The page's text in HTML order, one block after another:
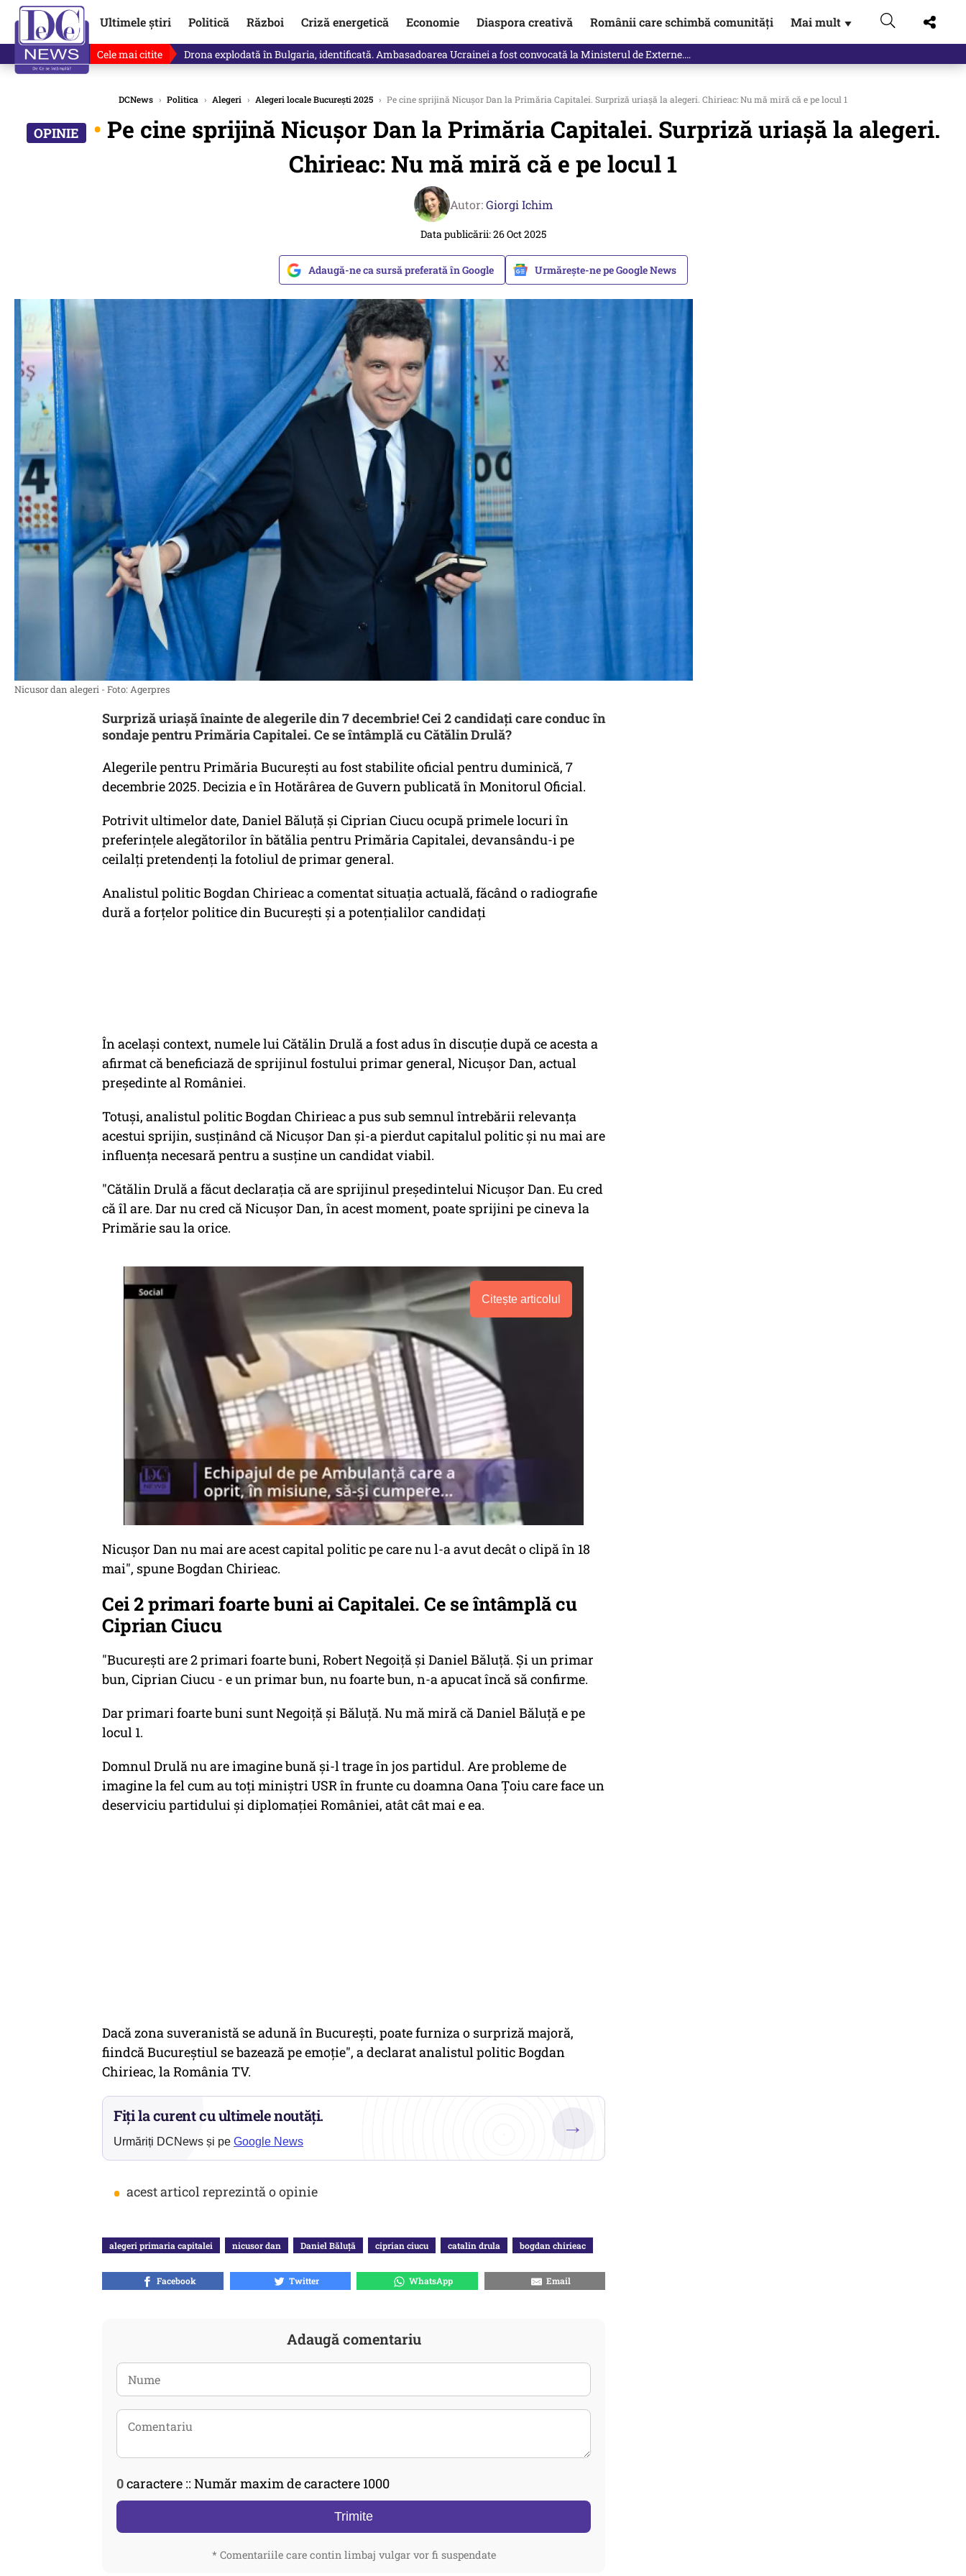
Ultimele știri Politică Război Criză energetică Economie Diaspora creativă Românii care schimbă comunități Mai mult ▼
Cele mai citite Drona explodată în Bulgaria, identificată. Ambasadoarea Ucrainei a fost convocată la Ministerul de Externe.…
DCNews › Politica › Alegeri › Alegeri locale București 2025 › Pe cine sprijină Nicușor Dan la Primăria Capitalei. Surpriză uriașă la alegeri. Chirieac: Nu mă miră că e pe locul 1
• Pe cine sprijină Nicușor Dan la Primăria Capitalei. Surpriză uriașă la alegeri.
Chirieac: Nu mă miră că e pe locul 1
Autor:Giorgi Ichim
Data publicării: 26 Oct 2025
Adaugă-ne ca sursă preferată în Google Urmărește-ne pe Google News
Nicusor dan alegeri - Foto: Agerpres
Surpriză uriașă înainte de alegerile din 7 decembrie! Cei 2 candidați care conduc în
sondaje pentru Primăria Capitalei. Ce se întâmplă cu Cătălin Drulă?
Alegerile pentru Primăria București au fost stabilite oficial pentru duminică, 7
decembrie 2025. Decizia e în Hotărârea de Guvern publicată în Monitorul Oficial.
Potrivit ultimelor date, Daniel Băluță și Ciprian Ciucu ocupă primele locuri în
preferințele alegătorilor în bătălia pentru Primăria Capitalei, devansându-i pe
ceilalți pretendenți la fotoliul de primar general.
Analistul politic Bogdan Chirieac a comentat situația actuală, făcând o radiografie
dură a forțelor politice din București și a potențialilor candidați
În același context, numele lui Cătălin Drulă a fost adus în discuție după ce acesta a
afirmat că beneficiază de sprijinul fostului primar general, Nicușor Dan, actual
președinte al României.
Totuși, analistul politic Bogdan Chirieac a pus sub semnul întrebării relevanța
acestui sprijin, susținând că Nicușor Dan și-a pierdut capitalul politic și nu mai are
influența necesară pentru a susține un candidat viabil.
"Cătălin Drulă a făcut declarația că are sprijinul președintelui Nicușor Dan. Eu cred
că îl are. Dar nu cred că Nicușor Dan, în acest moment, poate sprijini pe cineva la
Primărie sau la orice.
Citește articolul
Nicușor Dan nu mai are acest capital politic pe care nu l-a avut decât o clipă în 18
mai", spune Bogdan Chirieac.
Cei 2 primari foarte buni ai Capitalei. Ce se întâmplă cu
Ciprian Ciucu
"Bucureștiare 2 primari foarte buni, Robert Negoiță și Daniel Băluță. Și un primar
bun, Ciprian Ciucu - e un primar bun, nu foarte bun, n-a apucat încă să confirme.
Dar primari foarte buni sunt Negoiță și Băluță. Nu mă miră că Daniel Băluță e pe
locul 1.
Domnul Drulă nu are imagine bună și-l trage în jos partidul. Are probleme de
imagine la fel cum au toți miniștri USR în frunte cu doamna Oana Țoiu care face un
deserviciu partidului și diplomației României, atât cât mai e ea.
Dacă zona suveranistă se adună în București, poate furniza o surpriză majoră,
fiindcă Bucureștiul se bazează pe emoție", a declarat analistul politic Bogdan
Chirieac, la România TV.
Fiți la curent cu ultimele noutăți.
Urmăriți DCNews și pe Google News
→
• acest articol reprezintă o opinie
alegeri primaria capitalei nicusor dan Daniel Băluță ciprian ciucu catalin drula bogdan chirieac
Facebook Twitter WhatsApp Email
Adaugă comentariu
0caractere :: Număr maxim de caractere 1000
Trimite
* Comentariile care contin limbaj vulgar vor fi suspendate